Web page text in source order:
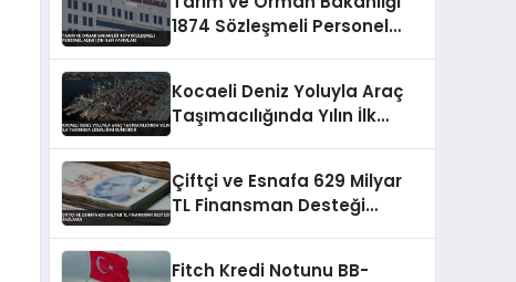
1874 Sözleşmeli Personel
Kocaeli Deniz Yoluyla Araç
Taşımacılığında Yılın İlk
Çiftçi ve Esnafa 629 Milyar
TL Finansman Desteği
Fitch Kredi Notunu BB-